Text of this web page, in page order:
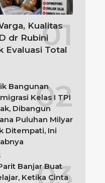
Kualitas
dr Rubini
Evaluasi Total
Bangunan
Kelas I TPI
Dibangun
Puluhan Milyar
Ditempati, Ini
Banjar Buat
Ketika Cinta